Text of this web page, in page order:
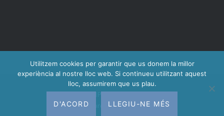
Gràcies al WordPress.|Tema: Dyad 2 per
WordPress.com .
Utilitzem cookies per garantir que us donem la millor
experiència al nostre lloc web. Si continueu utilitzant aquest
lloc, assumirem que us plau.
D'ACORD LLEGIU-NE MÉS